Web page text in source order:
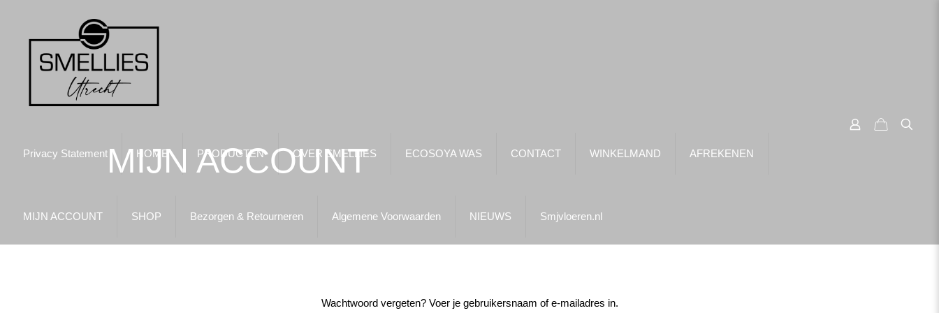
Privacy Statement HOME PRODUCTEN OVER SMELLIES ECOSOYA WAS CONTACT WINKELMAND AFREKENEN
MIJN ACCOUNT SHOP Bezorgen & Retourneren Algemene Voorwaarden NIEUWS Smjvloeren.nl
MIJN ACCOUNT
Wachtwoord vergeten? Voer je gebruikersnaam of e-mailadres in.